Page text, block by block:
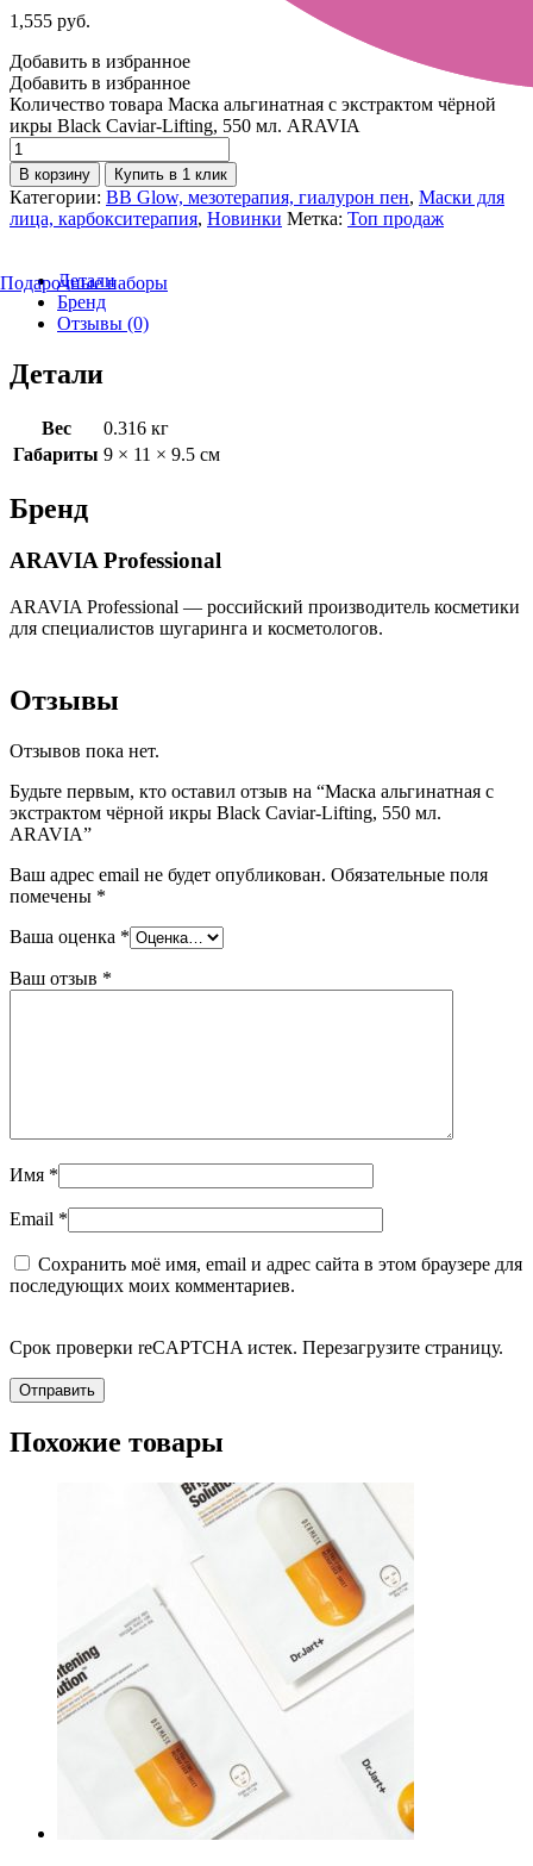
Подарочные наборы
1,555 руб.
Добавить в избранное
Добавить в избранное
Количество товара Маска альгинатная с экстрактом чёрной
икры Black Caviar-Lifting, 550 мл. ARAVIA
В корзину Купить в 1 клик
Категории: BB Glow, мезотерапия, гиалурон пен, Маски для
лица, карбокситерапия, Новинки Метка: Топ продаж
Детали
Бренд
Отзывы (0)
Детали
Вес
0.316 кг
Габариты 9 × 11 × 9.5 см
Бренд
ARAVIA Professional
ARAVIA Professional — российский производитель косметики
для специалистов шугаринга и косметологов.
Отзывы
Отзывов пока нет.
Будьте первым, кто оставил отзыв на “Маска альгинатная с
экстрактом чёрной икры Black Caviar-Lifting, 550 мл.
ARAVIA”
Ваш адрес email не будет опубликован. Обязательные поля
помечены *
Ваша оценка *
Ваш отзыв *
Имя *
Email *
Сохранить моё имя, email и адрес сайта в этом браузере для
последующих моих комментариев.
Срок проверки reCAPTCHA истек. Перезагрузите страницу.
Похожие товары